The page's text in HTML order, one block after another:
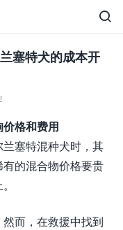
塞特犬的成本开
格和费用
塞特混种犬时，其
的混合物价格要贵
而，在救援中找到